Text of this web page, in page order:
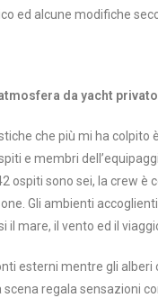
ed alcune modifiche
da yacht privato
che più mi ha colpito
e membri
ospiti sono sei, la crew è
Gli ambienti
il mare, il vento ed il
esterni mentre gli alberi
scena regala sensazioni